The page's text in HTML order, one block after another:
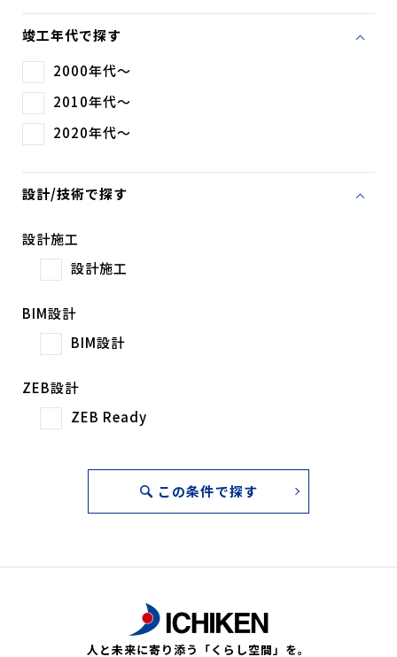
竣工年代で探す
2000年代～
2010年代～
2020年代～
設計/技術で探す
設計施工
設計施工
BIM設計
BIM設計
ZEB設計
ZEB Ready
この条件で探す
人と未来に寄り添う「くらし空間」を。